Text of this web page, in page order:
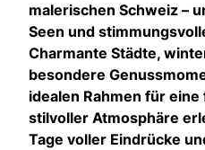
malerischen Schweiz –
Seen und
Charmante Städte,
besondere
idealen Rahmen für
stilvoller Atmosphäre
Tage voller Eindrücke